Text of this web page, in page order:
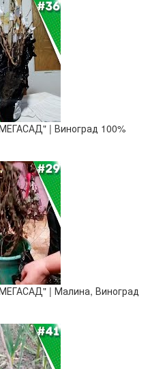
| Виноград 100%
| Малина, Виноград